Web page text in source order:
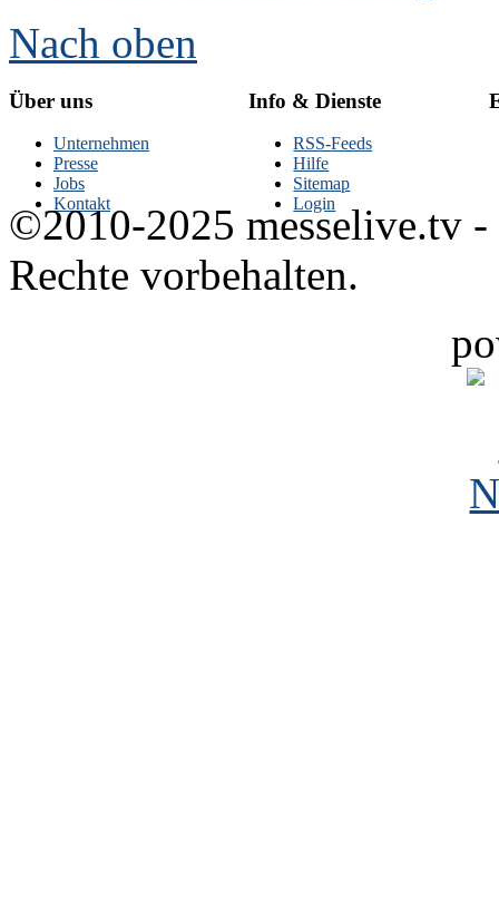
Nach oben
Über uns
Unternehmen
Presse
Jobs
Kontakt
Info & Dienste
RSS-Feeds
Hilfe
Sitemap
Login
©2010-2025 messelive.tv -
Rechte vorbehalten.